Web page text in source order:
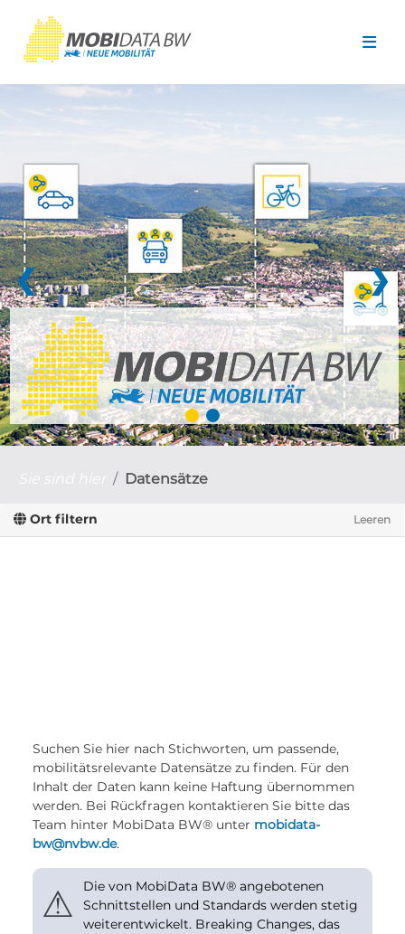
❮ ❯
Datensätze
Ort filtern Leeren
Suchen Sie hier nach Stichworten, um passende,
mobilitätsrelevante Datensätze zu finden. Für den
Inhalt der Daten kann keine Haftung übernommen
werden. Bei Rückfragen kontaktieren Sie bitte das
Team hinter MobiData BW® unter mobidata-
bw@nvbw.de.
⚠
Die von MobiData BW® angebotenen
Schnittstellen und Standards werden stetig
weiterentwickelt. Breaking Changes, das